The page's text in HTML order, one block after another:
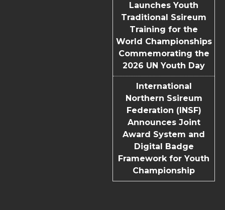
Launches Youth
Traditional Ssireum
Training for the
World Championships
Commemorating the
2026 UN Youth Day
International
Northern Ssireum
Federation (INSF)
Announces Joint
Award System and
Digital Badge
Framework for Youth
Championship